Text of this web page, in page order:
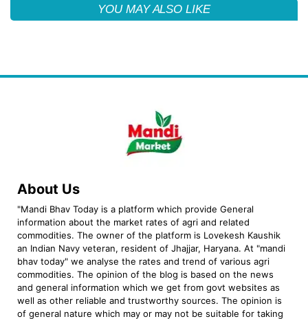
YOU MAY ALSO LIKE
About Us
"Mandi Bhav Today is a platform which provide General
information about the market rates of agri and related
commodities. The owner of the platform is Lovekesh Kaushik
an Indian Navy veteran, resident of Jhajjar, Haryana. At "mandi
bhav today" we analyse the rates and trend of various agri
commodities. The opinion of the blog is based on the news
and general information which we get from govt websites as
well as other reliable and trustworthy sources. The opinion is
of general nature which may or may not be suitable for taking